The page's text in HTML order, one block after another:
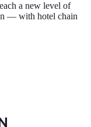
a new level of
— with hotel chain